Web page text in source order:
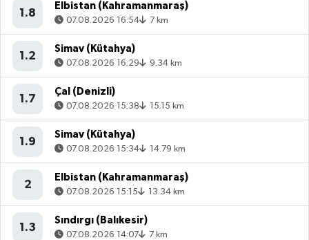
1.8
Elbistan (Kahramanmaraş)
07.08.2026 16:54 7 km
1.2
Simav (Kütahya)
07.08.2026 16:29 9.34 km
1.7
Çal (Denizli)
07.08.2026 15:38 15.15 km
1.9
Simav (Kütahya)
07.08.2026 15:34 14.79 km
2
Elbistan (Kahramanmaraş)
07.08.2026 15:15 13.34 km
1.3
Sındırgı (Balıkesir)
07.08.2026 14:07 7 km